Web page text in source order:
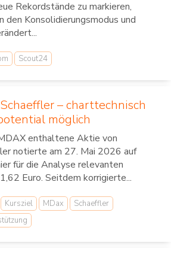
Rekordstände zu markieren,
Konsolidierungsmodus und
Scout24
– charttechnisch
möglich
enthaltene Aktie von
notierte am 27. Mai 2026 auf
für die Analyse relevanten
Euro. Seitdem korrigierte...
Kursziel MDax
Schaeffler